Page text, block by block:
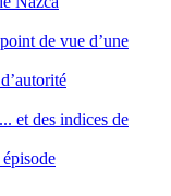
de vue d’une
et des indices de